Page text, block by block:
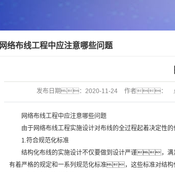
网络布线工程中应注意哪些问题
发布日期： 2020-11-24 作者：
网络布线工程中应注意哪些问题
由于网络布线工程实施设计对布线的全过程起着决定
1.符合规范化标准
结构化布线的实施设计不仅要做到设计严谨
有着严格的规定和一系列规范化标准，这些标准对结